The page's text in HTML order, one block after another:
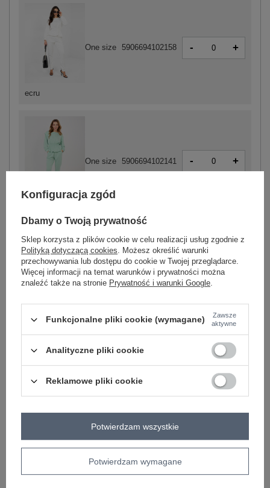
ecru
One size 5906694102158 - +
One size 5906694102141 - +
Zobacz wszystkie kolory (+6)
ZALOGUJ SIĘ I ZOBACZ CENĘ
skład materiału : 50% poliester, 45% wiskoza, 5%
sposób prania : pranie w pralce w 30°C
Konfiguracja zgód
Dbamy o Twoją prywatność
Sklep korzysta z plików cookie w celu realizacji usług zgodnie z
Polityką dotyczącą cookies. Możesz określić warunki
przechowywania lub dostępu do cookie w Twojej przeglądarce.
Więcej informacji na temat warunków i prywatności można
znaleźć także na stronie Prywatność i warunki Google.
Funkcjonalne pliki cookie (wymagane)
Zawsze
aktywne
Analityczne pliki cookie
Reklamowe pliki cookie
Potwierdzam wymagane
Potwierdzam wszystkie